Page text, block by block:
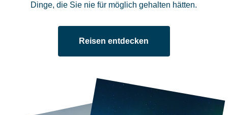
Dinge, die Sie nie für möglich gehalten hätten.
Reisen entdecken